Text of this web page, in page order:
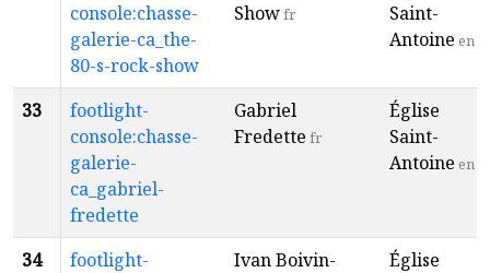
console:chasse-
galerie-ca_the-
80-s-rock-show
Showfr
Saint-
Antoine en
33
footlight-
console:chasse-
galerie-
ca_gabriel-
fredette
Gabriel
Fredette fr
Église
Saint-
Antoine en
34
footlight-
Ivan Boivin-
Église